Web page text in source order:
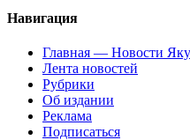
Навигация
Главная — Новости
Лента новостей
Рубрики
Об издании
Реклама
Подписаться